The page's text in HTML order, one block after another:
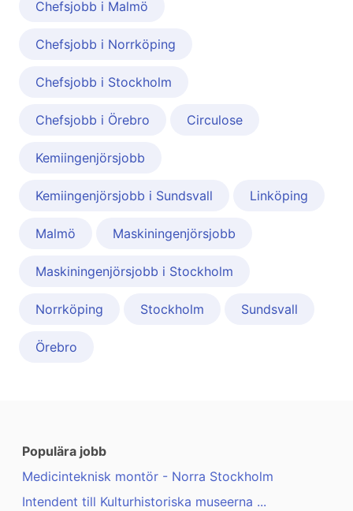
Chefsjobb i Malmö
Chefsjobb i Norrköping
Chefsjobb i Stockholm
Chefsjobb i Örebro Circulose
Kemiingenjörsjobb
Kemiingenjörsjobb i Sundsvall Linköping
Malmö Maskiningenjörsjobb
Maskiningenjörsjobb i Stockholm
Norrköping Stockholm Sundsvall
Örebro
Populära jobb
Medicinteknisk montör - Norra Stockholm
Intendent till Kulturhistoriska museerna ...